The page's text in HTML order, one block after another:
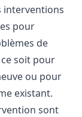
interventions
pour
de
soit pour
ou pour
existant.
sont